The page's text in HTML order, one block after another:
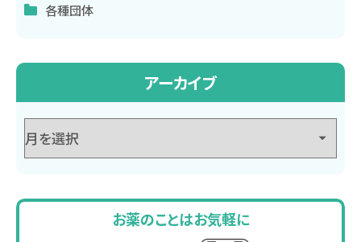
各種団体
アーカイブ
お薬のことはお気軽に